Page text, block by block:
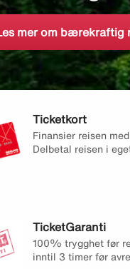
Les mer om bærekraftig
Ticketkort
Finansier reisen
Delbetal reisen i
TicketGaranti
100% trygghet før
inntil 3 timer før